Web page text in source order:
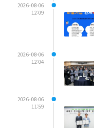
2026-08-06
12:09
2026-08-06
12:04
2026-08-06
11:59